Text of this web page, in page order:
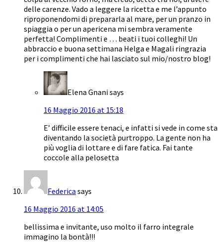
delle carenze. Vado a leggere la ricetta e me l’appunto
riproponendomi di prepararla al mare, per un pranzo in
spiaggia o per un apericena mi sembra veramente
perfetta! Complimenti e … beati i tuoi colleghi! Un
abbraccio e buona settimana Helga e Magali ringrazia
per i complimenti che hai lasciato sul mio/nostro blog!
Elena Gnanisays
16 Maggio 2016 at 15:18
E’ difficile essere tenaci, e infatti si vede in come sta
diventando la società purtroppo. La gente non ha
più voglia di lottare e di fare fatica. Fai tante
coccole alla pelosetta
Federica says
16 Maggio 2016 at 14:05
bellissima e invitante, uso molto il farro integrale
immagino la bontà!!!